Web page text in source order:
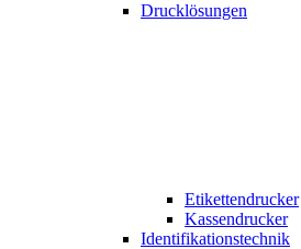
Drucklösungen
Etikettendrucker
Kassendrucker
Identifikationstechnik